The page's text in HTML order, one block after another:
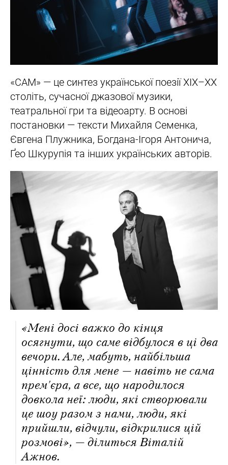
«САМ» — це синтез української поезії ХІХ–XX
століть, сучасної джазової музики,
театральної гри та відеоарту. В основі
постановки — тексти Михайля Семенка,
Євгена Плужника, Богдана-Ігоря Антонича,
Ґео Шкурупія та інших українських авторів.
«Мені досі важко до кінця
осягнути, що саме відбулося в ці два
вечори. Але, мабуть, найбільша
цінність для мене — навіть не сама
премʼєра, а все, що народилося
довкола неї: люди, які створювали
це шоу разом з нами, люди, які
прийшли, відчули, відкрилися цій
розмові», — ділиться Віталій
Ажнов.